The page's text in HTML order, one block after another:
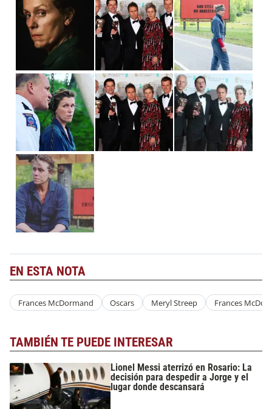
EN ESTA NOTA
Frances McDormand Oscars Meryl Streep Frances
TAMBIÉN TE PUEDE INTERESAR
Lionel Messi aterrizó en Rosario: La
decisión para despedir a Jorge y el
lugar donde descansará